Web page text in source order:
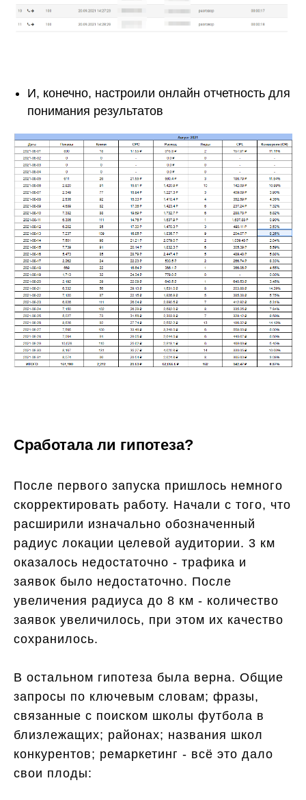
И, конечно, настроили онлайн отчетность для
понимания результатов
Сработала ли гипотеза?
После первого запуска пришлось немного
скорректировать работу. Начали с того, что
расширили изначально обозначенный
радиус локации целевой аудитории. 3 км
оказалось недостаточно - трафика и
заявок было недостаточно. После
увеличения радиуса до 8 км - количество
заявок увеличилось, при этом их качество
сохранилось.
В остальном гипотеза была верна. Общие
запросы по ключевым словам; фразы,
связанные с поиском школы футбола в
близлежащих; районах; названия школ
конкурентов; ремаркетинг - всё это дало
свои плоды: